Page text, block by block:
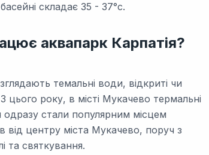
складає 35 - 37°с.
аквапарк Карпатія?
темальні води, відкриті чи
цього року, в місті Мукачево термальні
одразу стали популярним місцем
від центру міста Мукачево, поруч з
та святкування.